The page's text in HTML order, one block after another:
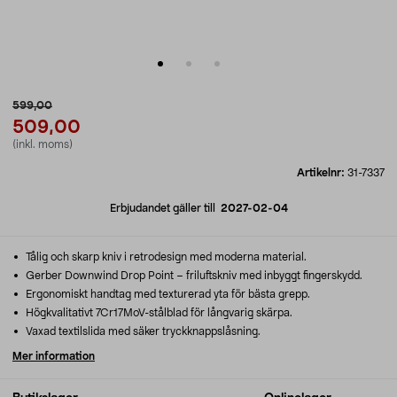
599,00
509,00
(inkl. moms)
Artikelnr: 31-7337
Erbjudandet gäller till 2027-02-04
Tålig och skarp kniv i retrodesign med moderna material.
Gerber Downwind Drop Point – friluftskniv med inbyggt fingerskydd.
Ergonomiskt handtag med texturerad yta för bästa grepp.
Högkvalitativt 7Cr17MoV-stålblad för långvarig skärpa.
Vaxad textilslida med säker tryckknappslåsning.
Mer information